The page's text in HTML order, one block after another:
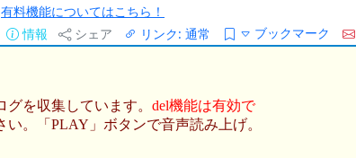
有料機能についてはこちら！
情報
シェア リンク: 通常 ブックマーク